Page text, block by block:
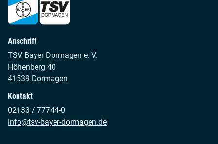
Anschrift
TSV Bayer Dormagen e. V.
Höhenberg 40
41539 Dormagen
Kontakt
02133 / 77744-0
info@tsv-bayer-dormagen.de